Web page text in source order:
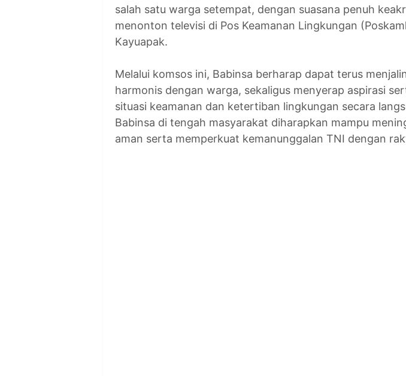
salah satu warga setempat, dengan suasana penuh
menonton televisi di Pos Keamanan Lingkungan
Kayuapak.
Melalui komsos ini, Babinsa berharap dapat terus
harmonis dengan warga, sekaligus menyerap aspirasi
situasi keamanan dan ketertiban lingkungan secara
Babinsa di tengah masyarakat diharapkan mampu
aman serta memperkuat kemanunggalan TNI dengan